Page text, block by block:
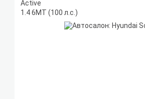
Active
1.4 6МТ (100 л.с.)